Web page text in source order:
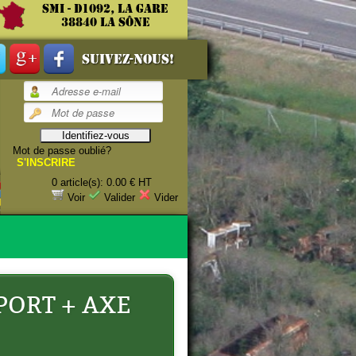
SMI - D1092, La gare
38840 La Sône
Suivez-nous!
Mot de passe oublié?
S'INSCRIRE
0 article(s): 0.00 € HT
Voir
Valider Vider
+ AXE